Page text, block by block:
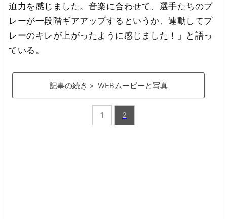
迫力を感じました。音楽に合わせて、選手たちのプ
レーが一段階ギアアップするというか、連動してプ
レーのキレが上がったように感じました！」と語っ
ている。
記事の続き » WEBムービーと写真
1 2